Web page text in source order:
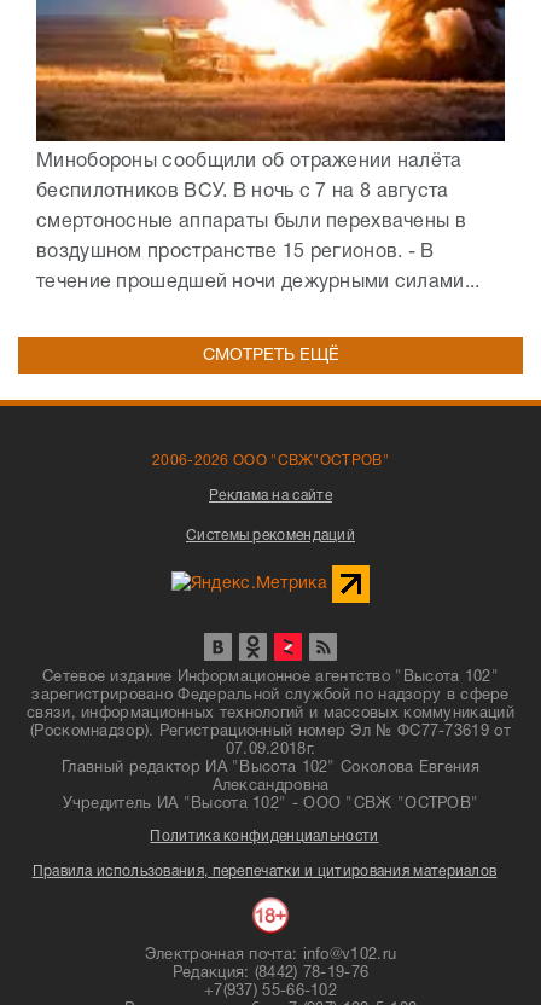
Минобороны сообщили об отражении налёта
беспилотников ВСУ. В ночь с 7 на 8 августа
смертоносные аппараты были перехвачены в
воздушном пространстве 15 регионов. - В
течение прошедшей ночи дежурными силами...
СМОТРЕТЬ ЕЩЁ
2006-2026 ООО "СВЖ"ОСТРОВ"
Реклама на сайте
Системы рекомендаций
Сетевое издание Информационное агентство "Высота 102"
зарегистрировано Федеральной службой по надзору в сфере
связи, информационных технологий и массовых коммуникаций
(Роскомнадзор). Регистрационный номер Эл № ФС77-73619 от
07.09.2018г.
Главный редактор ИА "Высота 102" Соколова Евгения
Александровна
Учредитель ИА "Высота 102" - ООО "СВЖ "ОСТРОВ"
Политика конфиденциальности
Правила использования, перепечатки и цитирования материалов
Электронная почта: info@v102.ru
Редакция: (8442) 78-19-76
+7(937) 55-66-102